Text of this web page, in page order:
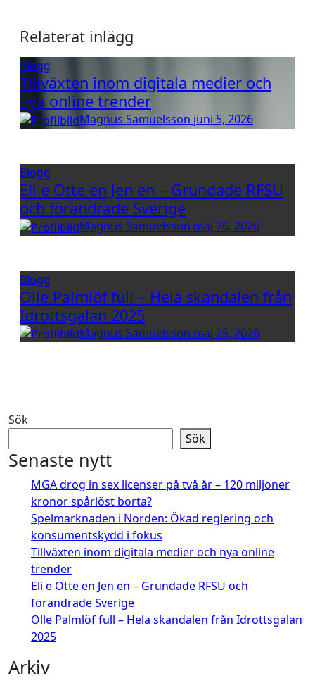
Relaterat inlägg
Blogg
Tillväxten inom digitala medier och
nya online trender
Magnus Samuelsson juni 5, 2026
Blogg
Eli e Otte en Jen en – Grundade RFSU
och förändrade Sverige
Magnus Samuelsson maj 26, 2026
Blogg
Olle Palmlöf full – Hela skandalen från
Idrottsgalan 2025
Magnus Samuelsson maj 25, 2026
Sök
Sök
Senaste nytt
MGA drog in sex licenser på två år – 120 miljoner
kronor spårlöst borta?
Spelmarknaden i Norden: Ökad reglering och
konsumentskydd i fokus
Tillväxten inom digitala medier och nya online
trender
Eli e Otte en Jen en – Grundade RFSU och
förändrade Sverige
Olle Palmlöf full – Hela skandalen från Idrottsgalan
2025
Arkiv